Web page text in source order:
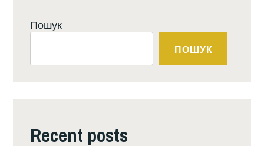
Пошук
ПОШУК
Recent posts